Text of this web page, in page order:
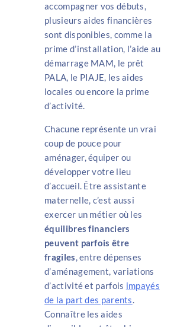
accompagner vos débuts,
plusieurs aides financières
sont disponibles, comme la
prime d’installation, l’aide au
démarrage MAM, le prêt
PALA, le PIAJE, les aides
locales ou encore la prime
d’activité.
Chacune représente un vrai
coup de pouce pour
aménager, équiper ou
développer votre lieu
d’accueil. Être assistante
maternelle, c’est aussi
exercer un métier où les
équilibres financiers
peuvent parfois être
fragiles, entre dépenses
d’aménagement, variations
d’activité et parfois impayés
de la part des parents.
Connaître les aides